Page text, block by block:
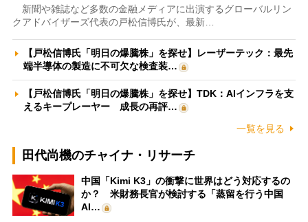
新聞や雑誌など多数の金融メディアに出演するグローバルリン
クアドバイザーズ代表の戸松信博氏が、最新…
【戸松信博氏「明日の爆騰株」を探せ】レーザーテック：最先
端半導体の製造に不可欠な検査装…
【戸松信博氏「明日の爆騰株」を探せ】TDK：AIインフラを支
えるキープレーヤー 成長の再評…
一覧を見る
田代尚機のチャイナ・リサーチ
中国「Kimi K3」の衝撃に世界はどう対応するの
か？ 米財務長官が検討する「蒸留を行う中国
AI…